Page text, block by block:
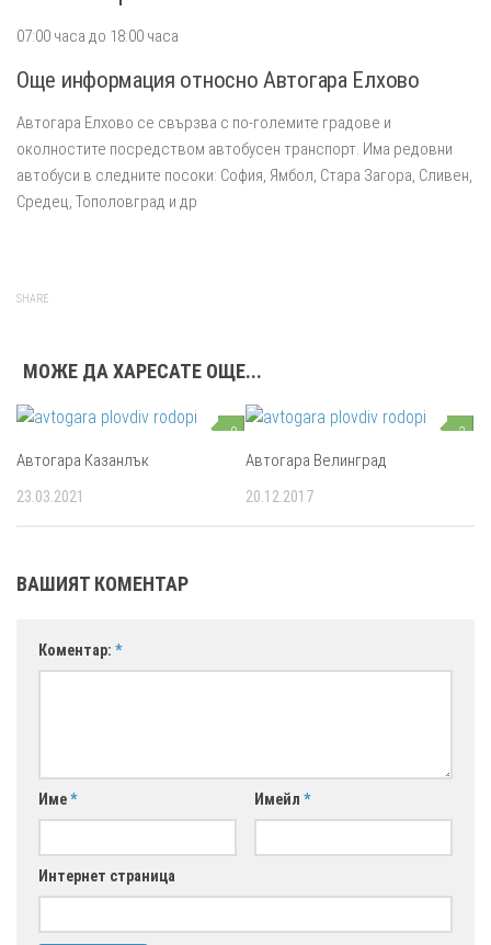
07:00 часа до 18:00 часа
Още информация относно Автогара Елхово
Автогара Елхово се свързва с по-големите градове и
околностите посредством автобусен транспорт. Има редовни
автобуси в следните посоки: София, Ямбол, Стара Загора, Сливен,
Средец, Тополовград и др
SHARE
МОЖЕ ДА ХАРЕСАТЕ ОЩЕ...
0
Автогара Казанлък
23.03.2021
2
Автогара Велинград
20.12.2017
ВАШИЯТ КОМЕНТАР
Коментар: *
Име* Имейл *
Интернет страница